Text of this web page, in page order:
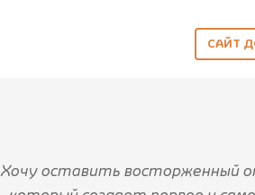
САЙТ
Хочу оставить восторженный